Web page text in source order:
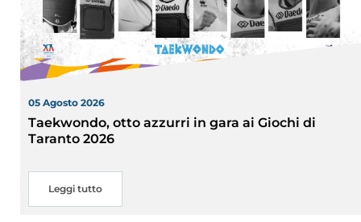
05 Agosto 2026
Taekwondo, otto azzurri in gara ai Giochi di
Taranto 2026
Leggi tutto